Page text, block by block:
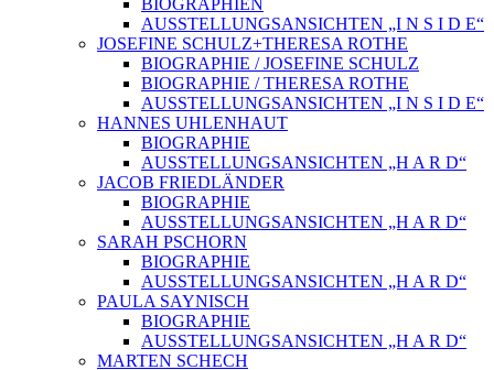
AUSSTELLUNGSANSICHTEN „I N S I D E“
JOSEFINE SCHULZ+THERESA ROTHE
BIOGRAPHIE / JOSEFINE SCHULZ
BIOGRAPHIE / THERESA ROTHE
AUSSTELLUNGSANSICHTEN „I N S I D E“
HANNES UHLENHAUT
BIOGRAPHIE
AUSSTELLUNGSANSICHTEN „H A R D“
JACOB FRIEDLÄNDER
BIOGRAPHIE
AUSSTELLUNGSANSICHTEN „H A R D“
SARAH PSCHORN
BIOGRAPHIE
AUSSTELLUNGSANSICHTEN „H A R D“
PAULA SAYNISCH
BIOGRAPHIE
AUSSTELLUNGSANSICHTEN „H A R D“
MARTEN SCHECH